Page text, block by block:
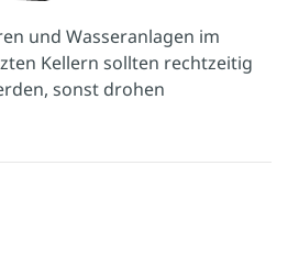
und Wasseranlagen im
Kellern sollten rechtzeitig
sonst drohen